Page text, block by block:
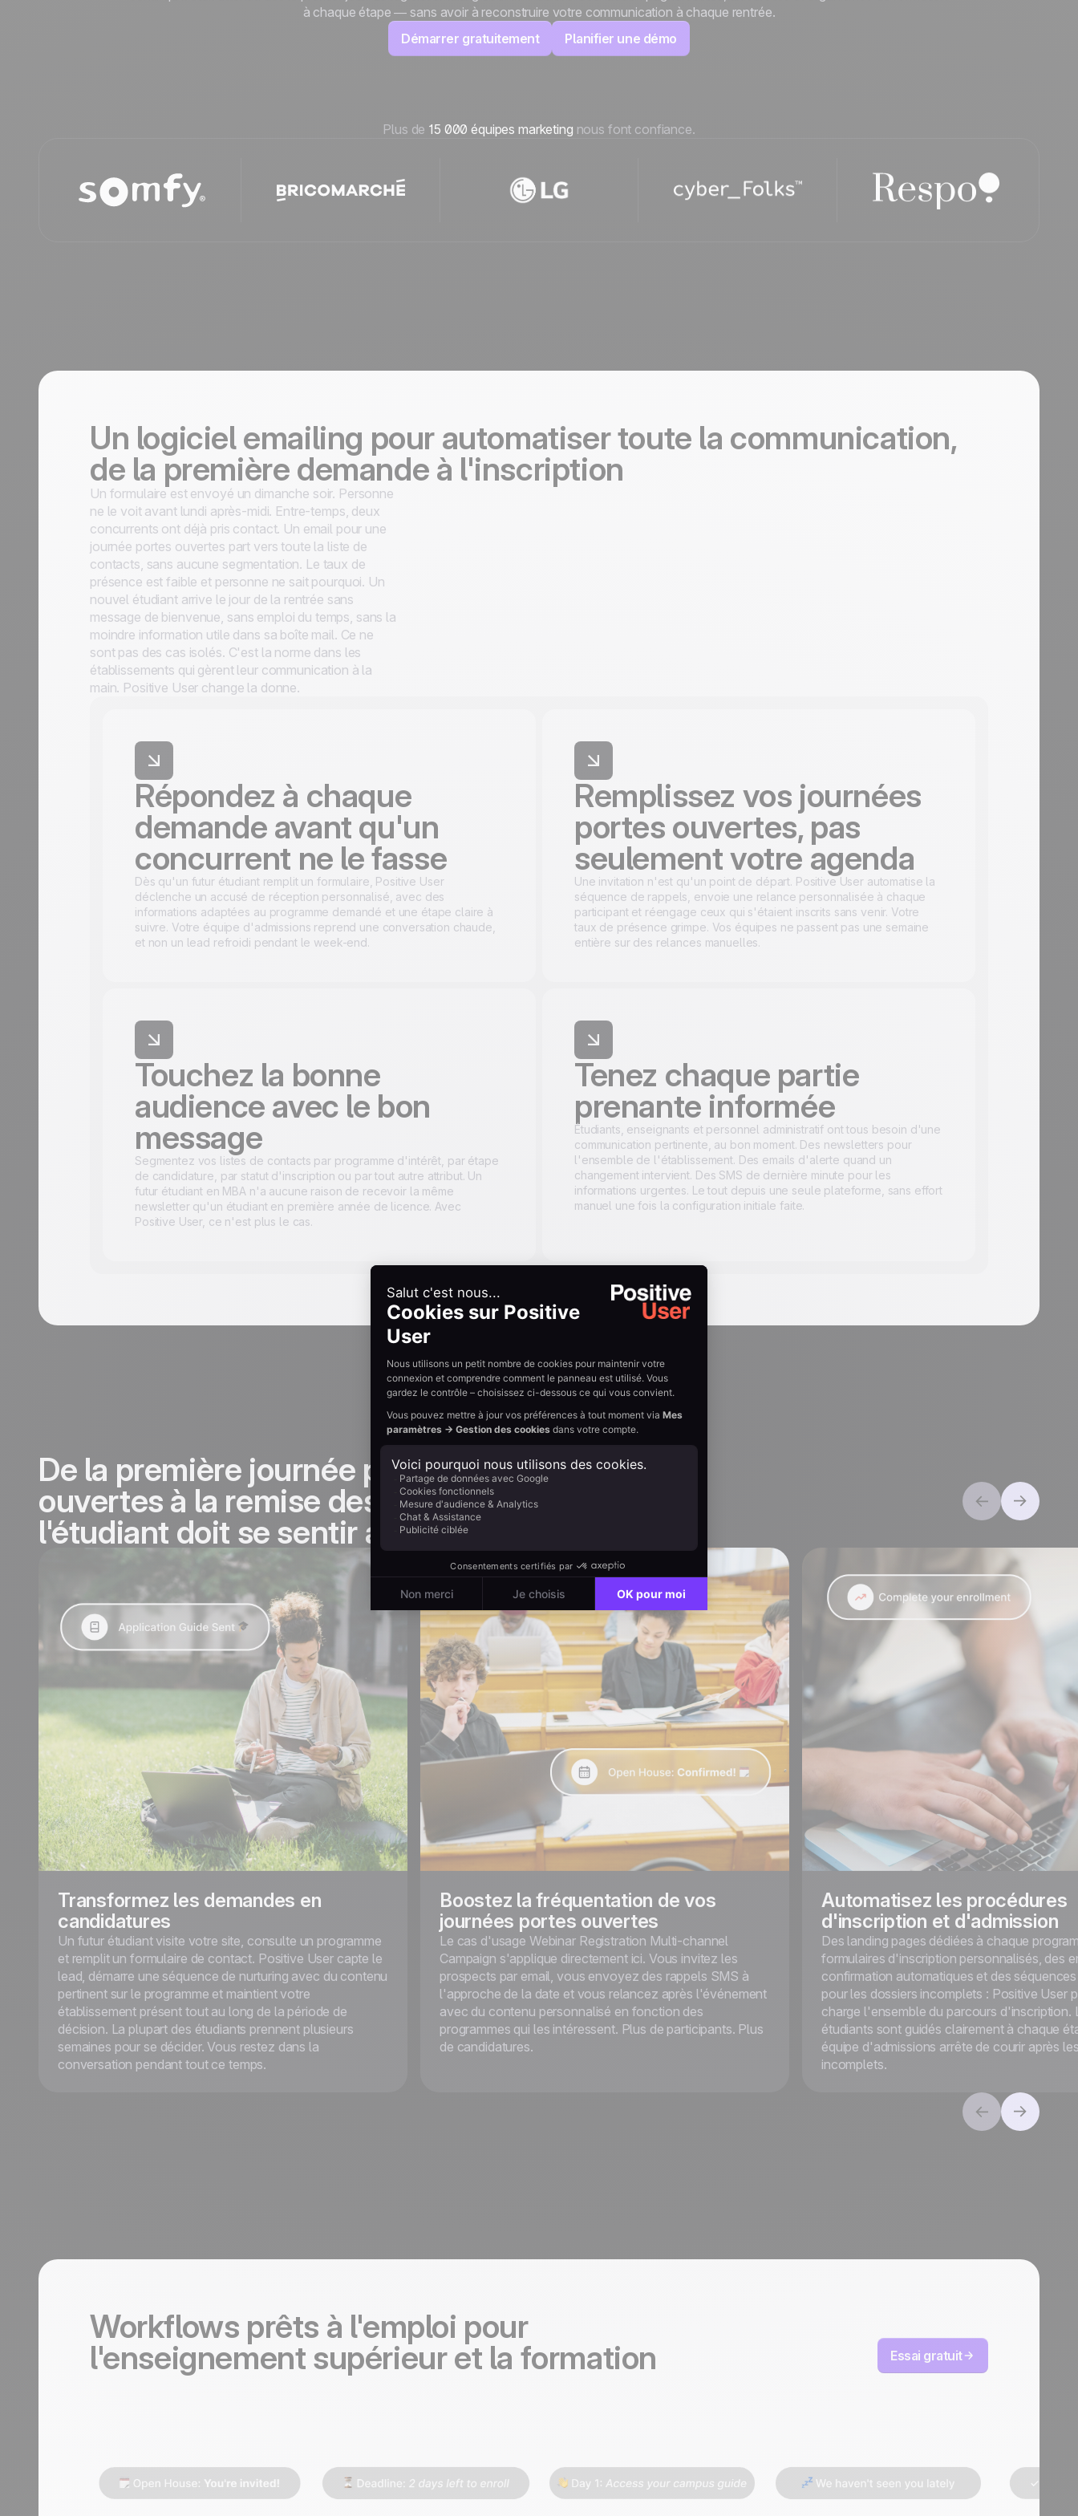
En savoir plus
Certifié ISO 27001
100% développé et
hébergé en Europe
à chaque étape — sans avoir à reconstruire votre communication à chaque rentrée.
Démarrer gratuitement
Planifier une démo
Plus de 15 000 équipes marketing nous font confiance.
Un logiciel emailing pour automatiser toute la communication,
de la première demande à l'inscription
Un formulaire est envoyé un dimanche soir. Personne
ne le voit avant lundi après-midi. Entre-temps, deux
concurrents ont déjà pris contact. Un email pour une
journée portes ouvertes part vers toute la liste de
contacts, sans aucune segmentation. Le taux de
présence est faible et personne ne sait pourquoi. Un
nouvel étudiant arrive le jour de la rentrée sans
message de bienvenue, sans emploi du temps, sans la
moindre information utile dans sa boîte mail. Ce ne
sont pas des cas isolés. C'est la norme dans les
établissements qui gèrent leur communication à la
main. Positive User change la donne.
Répondez à chaque
demande avant qu'un
concurrent ne le fasse
Dès qu'un futur étudiant remplit un formulaire, Positive User
déclenche un accusé de réception personnalisé, avec des
informations adaptées au programme demandé et une étape claire à
suivre. Votre équipe d'admissions reprend une conversation chaude,
et non un lead refroidi pendant le week-end.
Remplissez vos journées
portes ouvertes, pas
seulement votre agenda
Une invitation n'est qu'un point de départ. Positive User automatise la
séquence de rappels, envoie une relance personnalisée à chaque
participant et réengage ceux qui s'étaient inscrits sans venir. Votre
taux de présence grimpe. Vos équipes ne passent pas une semaine
entière sur des relances manuelles.
Touchez la bonne
audience avec le bon
message
Segmentez vos listes de contacts par programme d'intérêt, par étape
de candidature, par statut d'inscription ou par tout autre attribut. Un
futur étudiant en MBA n'a aucune raison de recevoir la même
newsletter qu'un étudiant en première année de licence. Avec
Positive User, ce n'est plus le cas.
Tenez chaque partie
prenante informée
Étudiants, enseignants et personnel administratif ont tous besoin d'une
communication pertinente, au bon moment. Des newsletters pour
l'ensemble de l'établissement. Des emails d'alerte quand un
changement intervient. Des SMS de dernière minute pour les
informations urgentes. Le tout depuis une seule plateforme, sans effort
manuel une fois la configuration initiale faite.
De la première journée portes
ouvertes à la remise des diplômes,
l'étudiant doit se sentir attendu
Transformez les demandes en
candidatures
Un futur étudiant visite votre site, consulte un programme
et remplit un formulaire de contact. Positive User capte le
lead, démarre une séquence de nurturing avec du contenu
pertinent sur le programme et maintient votre
établissement présent tout au long de la période de
décision. La plupart des étudiants prennent plusieurs
semaines pour se décider. Vous restez dans la
conversation pendant tout ce temps.
Boostez la fréquentation de vos
journées portes ouvertes
Le cas d'usage Webinar Registration Multi-channel
Campaign s'applique directement ici. Vous invitez les
prospects par email, vous envoyez des rappels SMS à
l'approche de la date et vous relancez après l'événement
avec du contenu personnalisé en fonction des
programmes qui les intéressent. Plus de participants. Plus
de candidatures.
Automatisez les procédures
d'inscription et d'admission
Des landing pages dédiées à chaque
formulaires d'inscription personnalisés, des
confirmation automatiques et des
pour les dossiers incomplets : Positive User
charge l'ensemble du parcours d'inscription.
étudiants sont guidés clairement à chaque
équipe d'admissions arrête de courir après
incomplets.
Workflows prêts à l'emploi pour
l'enseignement supérieur et la formation Essai gratuit